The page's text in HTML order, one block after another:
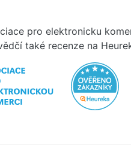
pro elektronicku
také recenze na